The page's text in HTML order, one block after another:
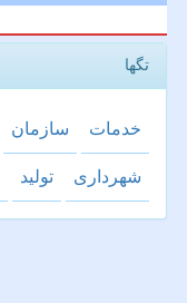
تگها
خدمات سازمان
شهرداری تولید